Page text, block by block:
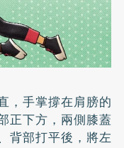
，手掌撐在肩膀的
正下方，兩側膝蓋
背部打平後，將左